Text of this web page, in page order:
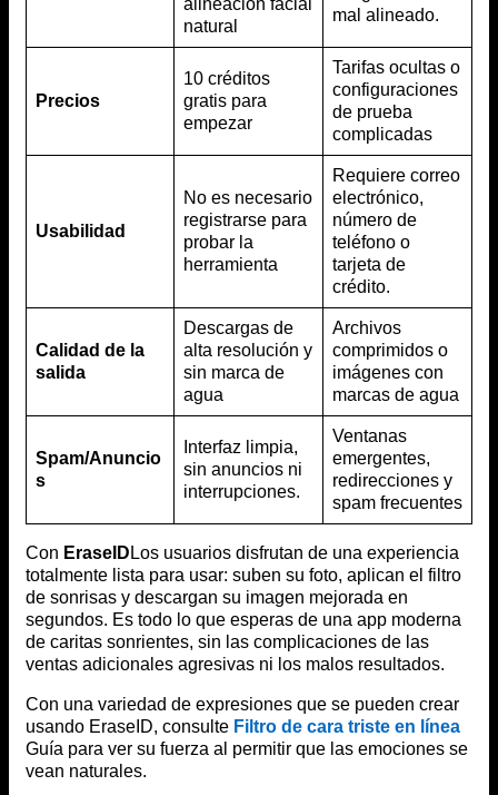
natural
mal alineado.
Precios
10 créditos
gratis para
empezar
Tarifas ocultas o
configuraciones
de prueba
complicadas
Usabilidad
No es necesario
registrarse para
probar la
herramienta
Requiere correo
electrónico,
número de
teléfono o
tarjeta de
crédito.
Calidad de la
salida
Descargas de
alta resolución y
sin marca de
agua
Archivos
comprimidos o
imágenes con
marcas de agua
Spam/Anuncio
s
Interfaz limpia,
sin anuncios ni
interrupciones.
Ventanas
emergentes,
redirecciones y
spam frecuentes
Con EraseID Los usuarios disfrutan de una experiencia
totalmente lista para usar: suben su foto, aplican el filtro
de sonrisas y descargan su imagen mejorada en
segundos. Es todo lo que esperas de una app moderna
de caritas sonrientes, sin las complicaciones de las
ventas adicionales agresivas ni los malos resultados.
Con una variedad de expresiones que se pueden crear
usando EraseID, consulte Filtro de cara triste en línea
Guía para ver su fuerza al permitir que las emociones se
vean naturales.